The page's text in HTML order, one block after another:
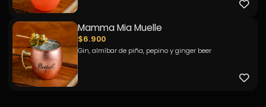
Mamma Mia Muelle
$6.900
Gin, almíbar de piña, pepino y ginger beer